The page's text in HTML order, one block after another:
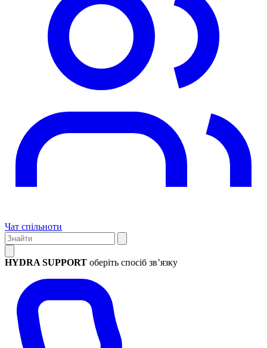
Чат спільноти
HYDRA SUPPORT оберіть спосіб зв’язку